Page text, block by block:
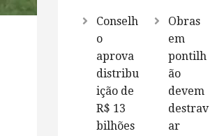
Conselh
o
aprova
distribu
ição de
R$ 13
bilhões
Obras
em
pontilh
ão
devem
destrav
ar